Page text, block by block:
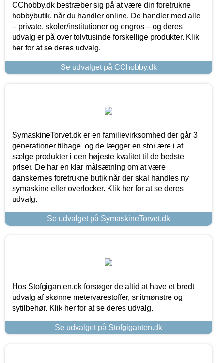
CChobby.dk bestræber sig på at være din foretrukne
hobbybutik, når du handler online. De handler med alle
– private, skoler/institutioner og engros – og deres
udvalg er på over tolvtusinde forskellige produkter. Klik
her for at se deres udvalg.
Se udvalget på CChobby.dk
SymaskineTorvet.dk er en familievirksomhed der går 3
generationer tilbage, og de lægger en stor ære i at
sælge produkter i den højeste kvalitet til de bedste
priser. De har en klar målsætning om at være
danskernes foretrukne butik når der skal handles ny
symaskine eller overlocker. Klik her for at se deres
udvalg.
Se udvalget på SymaskineTorvet.dk
Hos Stofgiganten.dk forsøger de altid at have et bredt
udvalg af skønne metervarestoffer, snitmønstre og
sytilbehør. Klik her for at se deres udvalg.
Se udvalget på Stofgiganten.dk